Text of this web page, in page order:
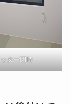
ター閉時